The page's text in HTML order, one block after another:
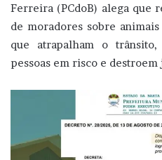
Ferreira (PCdoB) alega que
de moradores sobre
que atrapalham o
pessoas em risco e destroem